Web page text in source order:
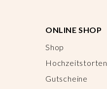
ONLINE SHOP
Shop
Hochzeitstorten
Gutscheine